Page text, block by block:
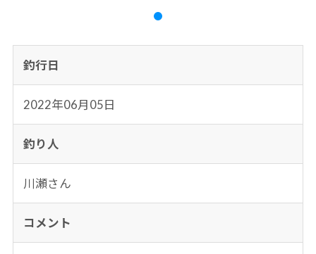
釣行日
2022年06月05日
釣り人
川瀬さん
コメント